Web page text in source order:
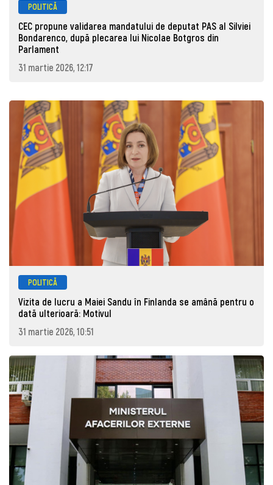
POLITICĂ
CEC propune validarea mandatului de deputat PAS al Silviei
Bondarenco, după plecarea lui Nicolae Botgros din
Parlament
31 martie 2026, 12:17
POLITICĂ
Vizita de lucru a Maiei Sandu în Finlanda se amână pentru o
dată ulterioară: Motivul
31 martie 2026, 10:51